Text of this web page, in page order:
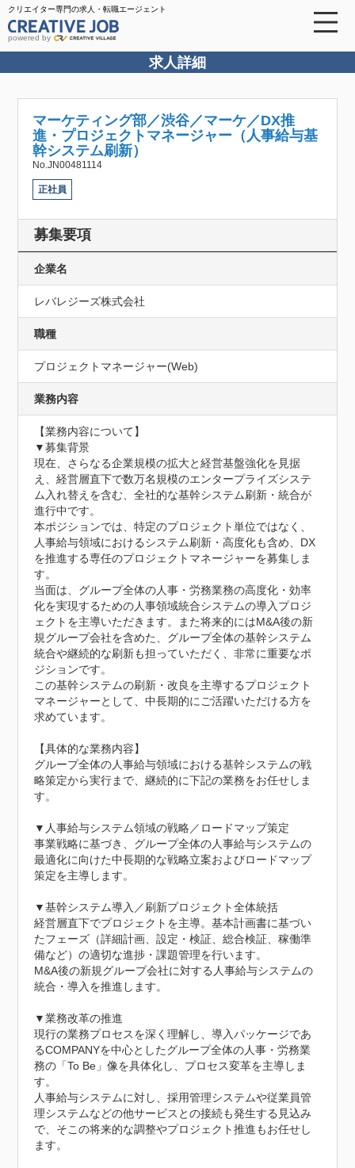
クリエイター専門の求人・転職エージェント
powered by
求人詳細
マーケティング部／渋谷／マーケ／DX推
進・プロジェクトマネージャー（人事給与基
幹システム刷新）
No.JN00481114
正社員
募集要項
企業名
レバレジーズ株式会社
職種
プロジェクトマネージャー(Web)
業務内容
【業務内容について】
▼募集背景
現在、さらなる企業規模の拡大と経営基盤強化を見据
え、経営層直下で数万名規模のエンタープライズシステ
ム入れ替えを含む、全社的な基幹システム刷新・統合が
進行中です。
本ポジションでは、特定のプロジェクト単位ではなく、
人事給与領域におけるシステム刷新・高度化も含め、DX
を推進する専任のプロジェクトマネージャーを募集しま
す。
当面は、グループ全体の人事・労務業務の高度化・効率
化を実現するための人事領域統合システムの導入プロジ
ェクトを主導いただきます。また将来的にはM&A後の新
規グループ会社を含めた、グループ全体の基幹システム
統合や継続的な刷新も担っていただく、非常に重要なポ
ジションです。
この基幹システムの刷新・改良を主導するプロジェクト
マネージャーとして、中長期的にご活躍いただける方を
求めています。
【具体的な業務内容】
グループ全体の人事給与領域における基幹システムの戦
略策定から実行まで、継続的に下記の業務をお任せしま
す。
▼人事給与システム領域の戦略／ロードマップ策定
事業戦略に基づき、グループ全体の人事給与システムの
最適化に向けた中長期的な戦略立案およびロードマップ
策定を主導します。
▼基幹システム導入／刷新プロジェクト全体統括
経営層直下でプロジェクトを主導。基本計画書に基づい
たフェーズ（詳細計画、設定・検証、総合検証、稼働準
備など）の適切な進捗・課題管理を行います。
M&A後の新規グループ会社に対する人事給与システムの
統合・導入を推進します。
▼業務改革の推進
現行の業務プロセスを深く理解し、導入パッケージであ
るCOMPANYを中心としたグループ全体の人事・労務業
務の「To Be」像を具体化し、プロセス変革を主導しま
す。
人事給与システムに対し、採用管理システムや従業員管
理システムなどの他サービスとの接続も発生する見込み
で、そこの将来的な調整やプロジェクト推進もお任せし
ます。